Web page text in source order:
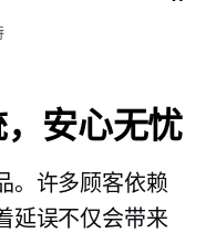
安心无忧
。许多顾客依赖
延误不仅会带来